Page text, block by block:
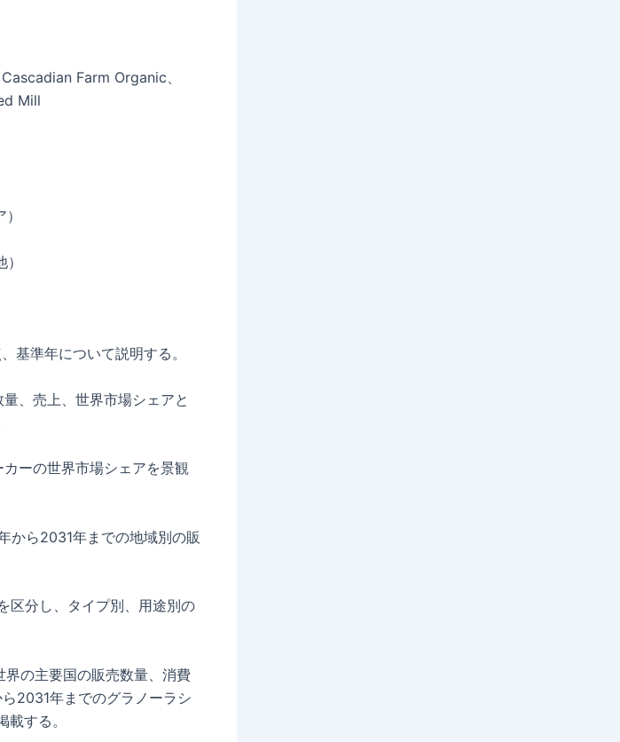
Farm Organic、
Mill
基準年について説明する。
、売上、世界市場シェアと
ーの世界市場シェアを景観
から2031年までの地域別の販
区分し、タイプ別、用途別の
の主要国の販売数量、消費
2031年までのグラノーラシ
する。